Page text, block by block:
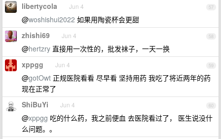
57
libertycola Jun 4
@woshishui2022 如果用陶瓷杯会更甜
58
zhishi69 Jun 4
@hertzry 直接用一次性的，批发袜子，一天一换
59
xppgg Jun 4
@gotOwt 正规医院看看 尽早看 坚持用药 我吃了将近两年的药
现在正常了
60
ShiBuYi Jun 4
@xppgg 吃的什么药，我之前便血 去医院看过了， 医生说没什
么问题。。